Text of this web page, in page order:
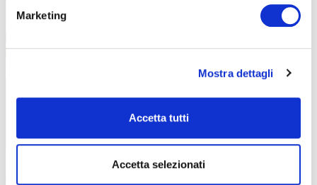
Marketing
Mostra dettagli
Accetta tutti
Accetta selezionati